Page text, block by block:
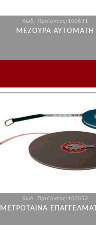
Κωδ. Προϊόντος:100631
ΜΕΖΟΥΡΑ ΑΥΤΟΜΑΤΗ
Κωδ. Προϊόντος:102853
ΜΕΤΡΟΤΑΙΝΑ